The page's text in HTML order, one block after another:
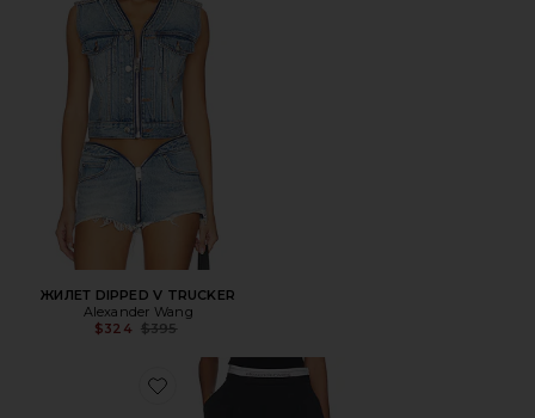
ЖИЛЕТ DIPPED V TRUCKER
Alexander Wang
$324 Previous price:
$395
Favorite ШОРТЫ SHORT